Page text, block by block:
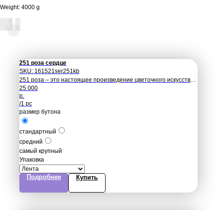
Weight: 4000 g
251 роза сердце
SKU: 161521ser251kb
251 роза – это настоящее произведение цветочного искусства,
которое символизирует любовь, нежность и страсть.
25 000
р.
/1 pc
размер бутона
стандартный
средний
самый крупный
Упаковка
Подробнее Купить